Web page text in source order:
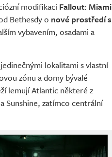
modifikaci Fallout: Miami
Bethesdy o nové prostředí s
vybavením, osadami a
lokalitami s vlastní
zónu a domy bývalé
lemují Atlantic některé z
Sunshine, zatímco centrální